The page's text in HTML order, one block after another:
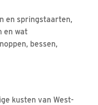
en springstaarten,
en wat
bessen,
kusten van West-